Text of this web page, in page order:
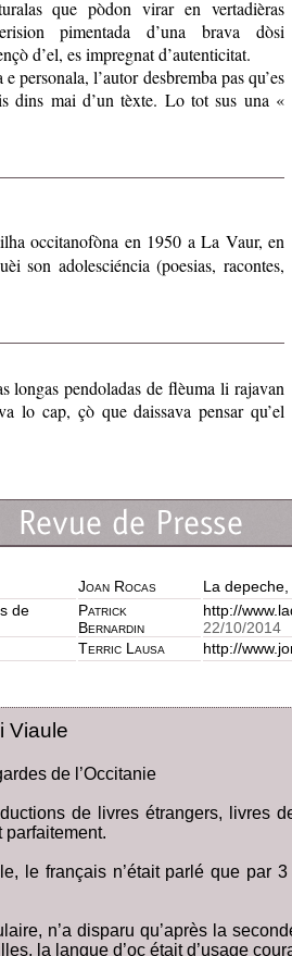
que pòdon virar en vertadièras
pimentada d’una brava dòsi
d’el, es impregnat d’autenticitat.
personala, l’autor desbremba pas qu’es
dins mai d’un tèxte. Lo tot sus una «
occitanofòna en 1950 a La Vaur, en
son adolesciéncia (poesias, racontes,
pendoladas de flèuma li rajavan
lo cap, çò que daissava pensar qu’el
Joan Rocas La depeche,
de
Patrick
Bernardin
http://
22/10/2014
Terric Lausa http://
Viaule
de l’Occitanie
de livres étrangers, livres
parfaitement.
le français n’était parlé que par
n’a disparu qu’après la
la langue d’oc était d’usage